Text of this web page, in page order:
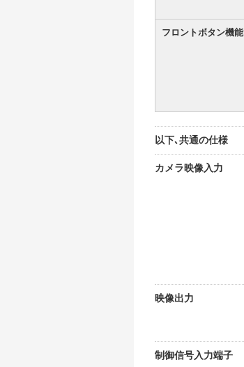
フロントボタン機能
以下､共通の仕様
カメラ映像入力
映像出力
制御信号入力端子